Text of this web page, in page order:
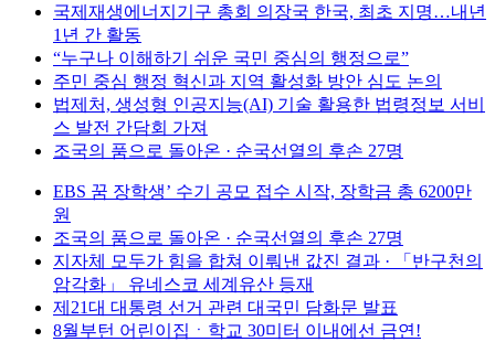
국제재생에너지기구 총회 의장국 한국, 최초 지명…내년
1년 간 활동
“누구나 이해하기 쉬운 국민 중심의 행정으로”
주민 중심 행정 혁신과 지역 활성화 방안 심도 논의
법제처, 생성형 인공지능(AI) 기술 활용한 법령정보 서비
스 발전 간담회 가져
조국의 품으로 돌아온 · 순국선열의 후손 27명
EBS 꿈 장학생’ 수기 공모 접수 시작, 장학금 총 6200만
원
조국의 품으로 돌아온 · 순국선열의 후손 27명
지자체 모두가 힘을 합쳐 이뤄낸 값진 결과 · 「반구천의
암각화」 유네스코 세계유산 등재
제21대 대통령 선거 관련 대국민 담화문 발표
8월부턴 어린이집ㆍ학교 30미터 이내에선 금연!